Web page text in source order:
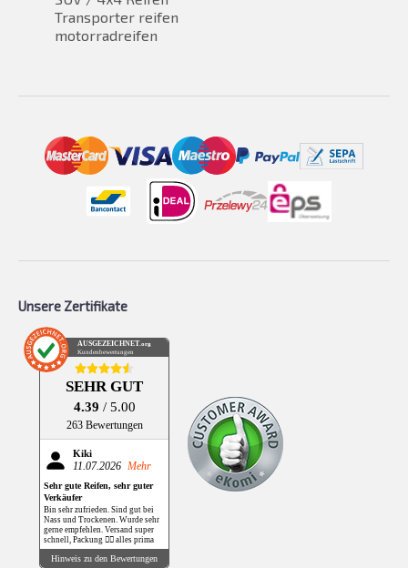
Transporter reifen
motorradreifen
Unsere Zertifikate
AUSGEZEICHNET .org
Kundenbewertungen
SEHR GUT
4.39 / 5.00
263 Bewertungen
Kiki
11.07.2026 Mehr
Sehr gute Reifen, sehr guter
Verkäufer
Bin sehr zufrieden. Sind gut bei
Nass und Trockenen. Wurde sehr
gerne empfehlen. Versand super
schnell, Packung 👌🏻 alles prima
Hinweis zu den Bewertungen